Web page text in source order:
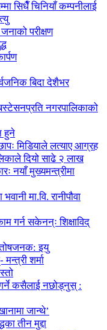
सिधैँ चिनियाँ कम्पनीलाई
परीक्षण
बिदा देशैभर
नगरपालिकाको
हुने
मिडियाले लत्याए आग्रह
दियो साढे २ लाख
नयाँ मुख्यमन्त्रीमा
मा.वि. रानीपौवा
गर्न सकेनन्ः शिक्षाविद्
इयु
शर्मा
कसैलाई नछोड्नुस् :
जान्थे’
तीन मुद्दा